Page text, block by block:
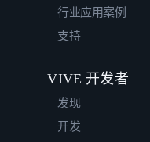
行业应用案例
支持
VIVE 开发者
发现
开发